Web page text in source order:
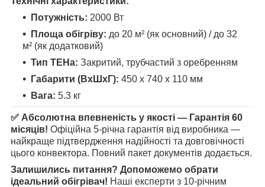
Потужність: 2000 Вт
Площа обігріву: до 20 м² (як основний) / до 32
м² (як додатковий)
Тип ТЕНа: Закритий, трубчастий з оребренням
Габарити (ВхШхГ): 450 х 740 х 110 мм
Вага: 5.3 кг
✅ Абсолютна впевненість у якості — Гарантія 60
місяців! Офіційна 5-річна гарантія від виробника —
найкраще підтвердження надійності та довговічності
цього конвектора. Повний пакет документів додається.
Залишились питання? Допоможемо обрати
ідеальний обігрівач! Наші експерти з 10-річним